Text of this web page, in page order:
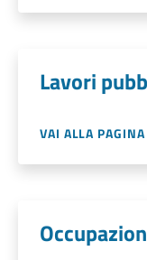
Lavori
VAI ALLA PAGINA